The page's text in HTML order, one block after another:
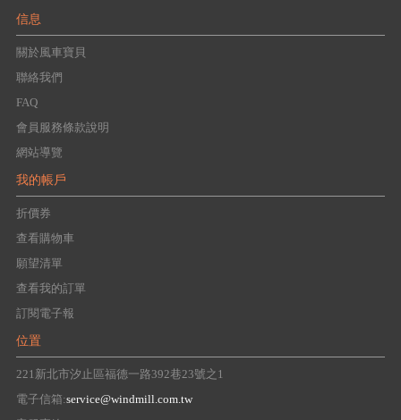
信息
關於風車寶貝
聯絡我們
FAQ
會員服務條款說明
網站導覽
我的帳戶
折價券
查看購物車
願望清單
查看我的訂單
訂閱電子報
位置
221新北市汐止區福德一路392巷23號之1
電子信箱:service@windmill.com.tw